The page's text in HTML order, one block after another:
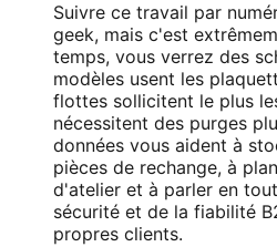
Suivre ce travail par
geek, mais c'est
temps, vous verrez des
modèles usent les
flottes sollicitent le plus
nécessitent des purges
données vous aident à
pièces de rechange, à
d'atelier et à parler en
sécurité et de la fiabilité
propres clients.